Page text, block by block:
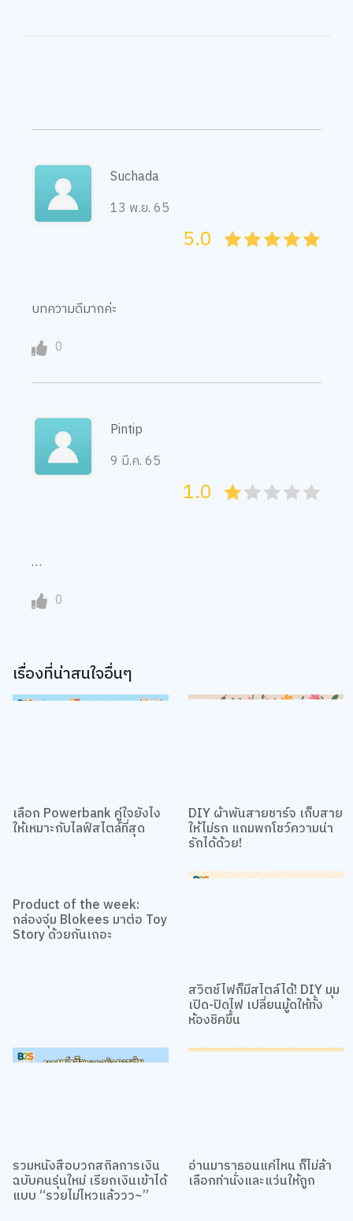
Suchada
13 พ.ย. 65
45
4
35
3
25
2
15
1
05
5.0
บทความดีมากค่ะ
0
Pintip
9 มี.ค. 65
45
4
35
3
25
2
15
1
05
1.0
…
0
เรื่องที่น่าสนใจอื่นๆ
เลือก Powerbank คู่ใจยังไง
ให้เหมาะกับไลฟ์สไตล์ที่สุด
DIY ผ้าพันสายชาร์จ เก็บสาย
ให้ไม่รก แถมพกโชว์ความน่า
รักได้ด้วย!
สวิตช์ไฟก็มีสไตล์ได้! DIY มุม
เปิด-ปิดไฟ เปลี่ยนมู้ดให้ทั้ง
ห้องชิคขึ้น
รวมหนังสือบวกสกิลการเงิน
ฉบับคนรุ่นใหม่ เรียกเงินเข้าได้
แบบ “รวยไม่ไหวแล้ววว~”
อ่านมาราธอนแค่ไหน ก็ไม่ล้า
เลือกท่านั่งและแว่นให้ถูก